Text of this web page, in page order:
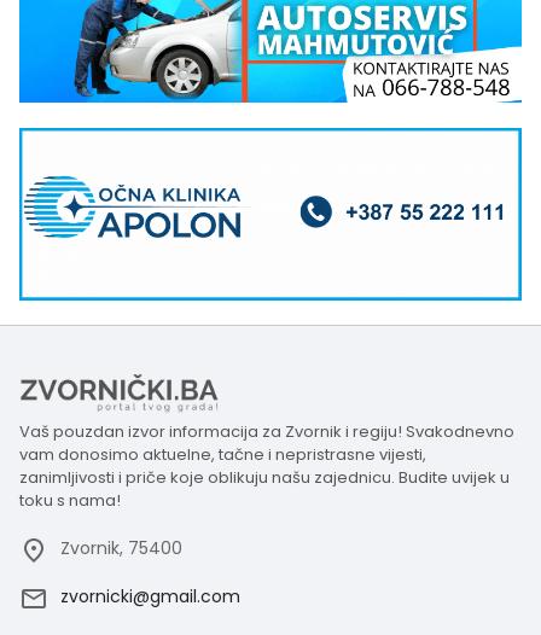
Vaš pouzdan izvor informacija za Zvornik i regiju! Svakodnevno
vam donosimo aktuelne, tačne i nepristrasne vijesti,
zanimljivosti i priče koje oblikuju našu zajednicu. Budite uvijek u
toku s nama!
Zvornik, 75400
zvornicki@gmail.com